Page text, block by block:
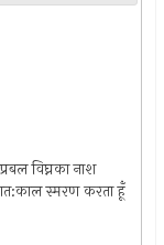
विघ्नका नाश
स्मरण करता हूँ